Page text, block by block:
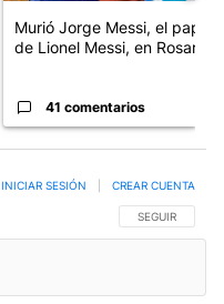
Murió Jorge Messi, el papá
de Lionel Messi, en Rosario
41 comentarios
SIGA ESTA
SEGUIR
INICIAR SESIÓN CREAR CUENTA